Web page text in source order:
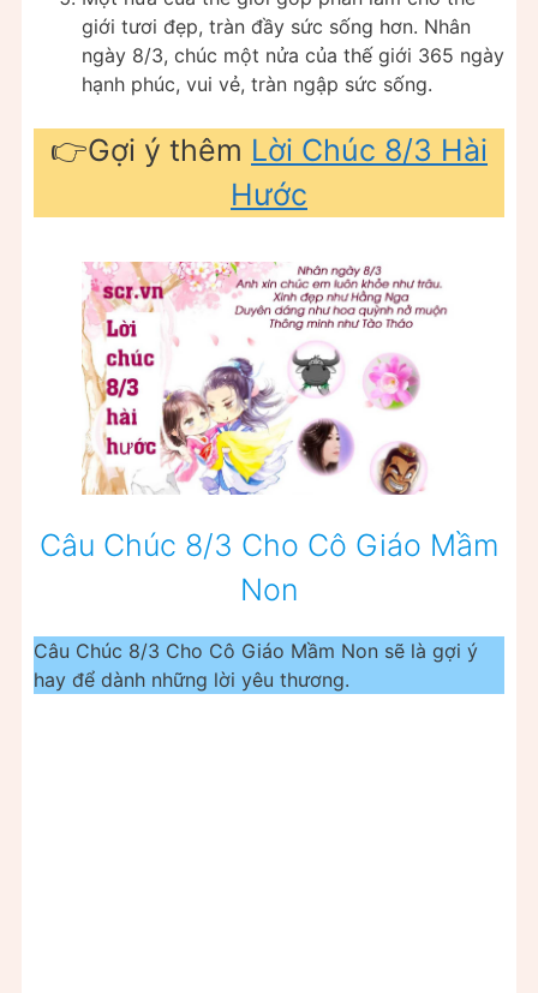
giới tươi đẹp, tràn đầy sức sống hơn. Nhân
ngày 8/3, chúc một nửa của thế giới 365 ngày
hạnh phúc, vui vẻ, tràn ngập sức sống.
👉Gợi ý thêm Lời Chúc 8/3 Hài
Hước
Câu Chúc 8/3 Cho Cô Giáo Mầm
Non
Câu Chúc 8/3 Cho Cô Giáo Mầm Non sẽ là gợi ý
hay để dành những lời yêu thương.